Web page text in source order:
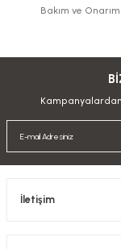
Bakım ve
İletişim